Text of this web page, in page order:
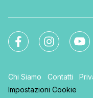
Chi Siamo Contatti
Impostazioni Cookie